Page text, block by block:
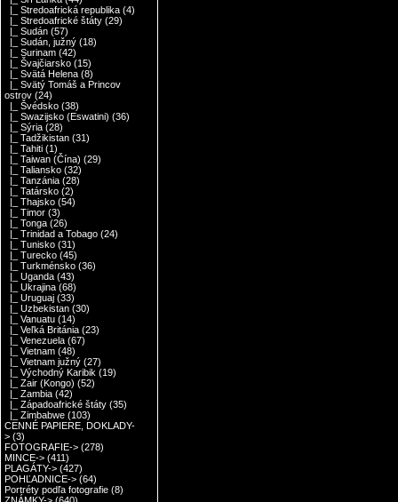
|_ Stredoafrická republika (4)
|_ Stredoafrické štáty (29)
|_ Sudán (57)
|_ Sudán, južný (18)
|_ Surinam (42)
|_ Švajčiarsko (15)
|_ Svätá Helena (8)
|_ Svätý Tomáš a Princov
ostrov (24)
|_ Švédsko (38)
|_ Swazijsko (Eswatini) (36)
|_ Sýria (28)
|_ Tadžikistan (31)
|_ Tahiti (1)
|_ Taiwan (Čína) (29)
|_ Taliansko (32)
|_ Tanzánia (28)
|_ Tatársko (2)
|_ Thajsko (54)
|_ Timor (3)
|_ Tonga (26)
|_ Trinidad a Tobago (24)
|_ Tunisko (31)
|_ Turecko (45)
|_ Turkménsko (36)
|_ Uganda (43)
|_ Ukrajina (68)
|_ Uruguaj (33)
|_ Uzbekistan (30)
|_ Vanuatu (14)
|_ Veľká Británia (23)
|_ Venezuela (67)
|_ Vietnam (48)
|_ Vietnam južný (27)
|_ Východný Karibik (19)
|_ Zair (Kongo) (52)
|_ Zambia (42)
|_ Západoafrické štáty (35)
|_ Zimbabwe (103)
CENNÉ PAPIERE, DOKLADY-
> (3)
FOTOGRAFIE-> (278)
MINCE-> (411)
PLAGÁTY-> (427)
POHĽADNICE-> (64)
Portréty podľa fotografie (8)